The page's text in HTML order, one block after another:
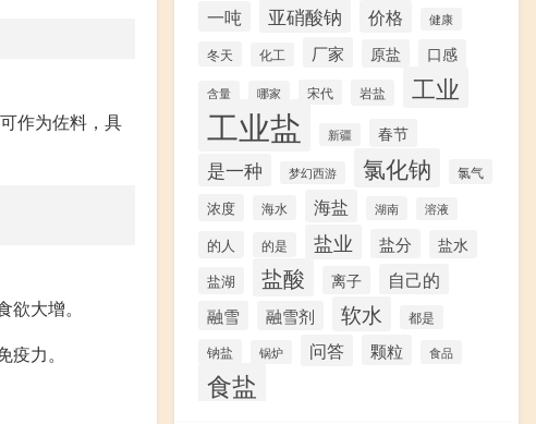
作为佐料，具
大增。
力。
一吨 亚硝酸钠 价格 健康
冬天 化工 厂家 原盐 口感
含量 哪家 宋代 岩盐 工业
工业盐 新疆 春节
是一种 梦幻西游 氯化钠 氯气
浓度 海水 海盐 湖南 溶液
的人 的是 盐业 盐分 盐水
盐湖 盐酸 离子 自己的
融雪 融雪剂 软水 都是
钠盐 锅炉 问答 颗粒 食品
食盐